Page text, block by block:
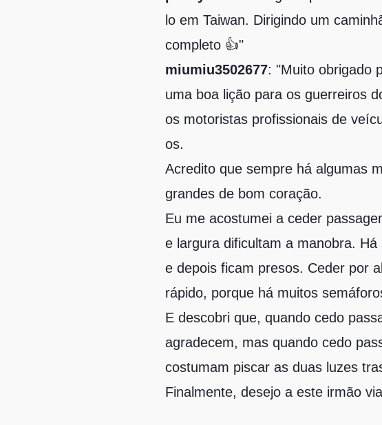
lo em Taiwan. Dirigindo um
completo 👍"
miumiu3502677: "Muito obrigado
uma boa lição para os guerreiros
os motoristas profissionais de
os.
Acredito que sempre há algumas
grandes de bom coração.
Eu me acostumei a ceder
e largura dificultam a manobra.
e depois ficam presos. Ceder por
rápido, porque há muitos
E descobri que, quando cedo
agradecem, mas quando cedo
costumam piscar as duas luzes
Finalmente, desejo a este irmão